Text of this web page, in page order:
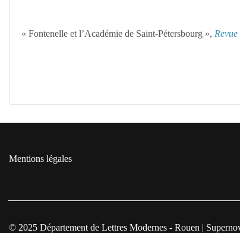
« Fontenelle et l’Académie de Saint-Pétersbourg »,
Mentions légales
© 2025 Département de Lettres Modernes - Rouen |